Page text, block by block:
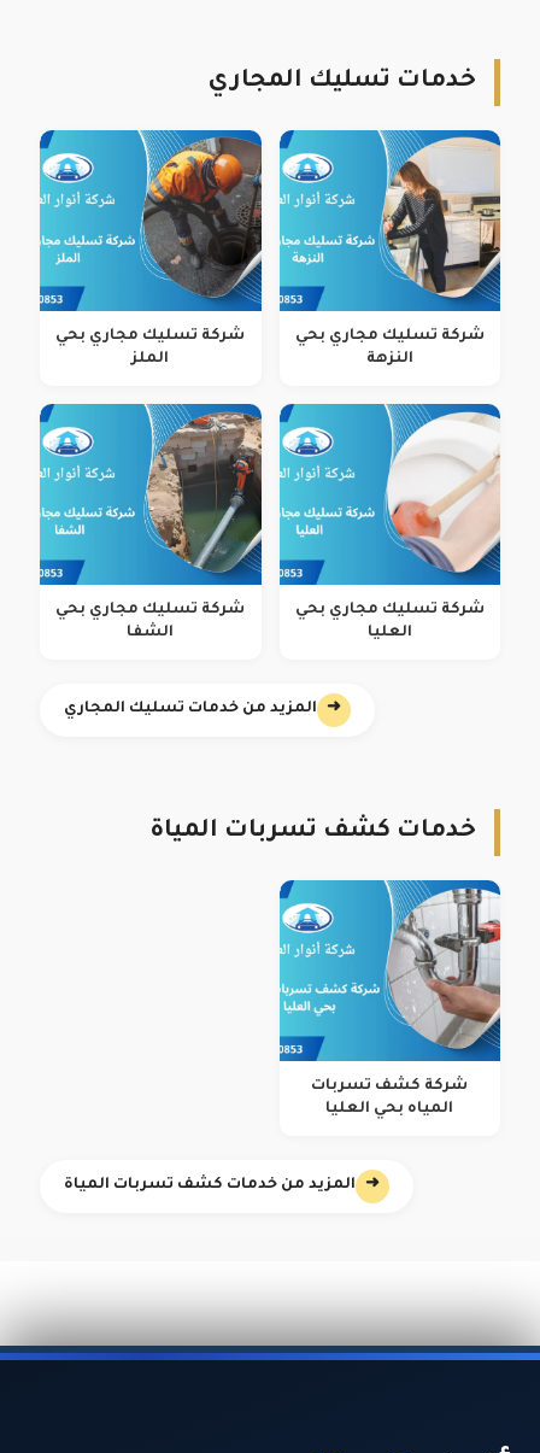
خدمات تسليك المجاري
شركة تسليك مجاري بحي
النزهة
شركة تسليك مجاري بحي
الملز
شركة تسليك مجاري بحي
العليا
شركة تسليك مجاري بحي
الشفا
➜ المزيد من خدمات تسليك المجاري
خدمات كشف تسربات المياة
شركة كشف تسربات
المياه بحي العليا
➜ المزيد من خدمات كشف تسربات المياة